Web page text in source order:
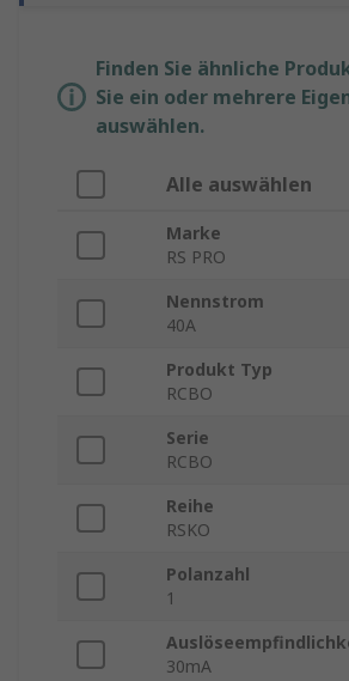
Finden Sie ähnliche
Sie ein oder mehrere
auswählen.
Alle auswählen
Marke
RS PRO
Nennstrom
40A
Produkt Typ
RCBO
Serie
RCBO
Reihe
RSKO
Polanzahl
1
30mA